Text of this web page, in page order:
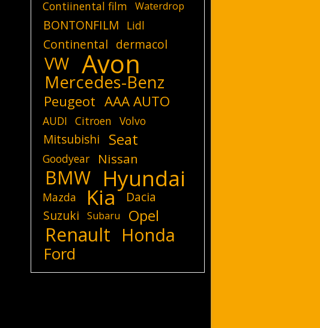
Contiinental film Waterdrop
BONTONFILM Lidl
Continental dermacol
VW Avon
Mercedes-Benz
Peugeot AAA AUTO
AUDI Citroen Volvo
Mitsubishi Seat
Goodyear Nissan
BMW Hyundai
Mazda Kia
Dacia
Suzuki
Subaru Opel
Renault Honda
Ford